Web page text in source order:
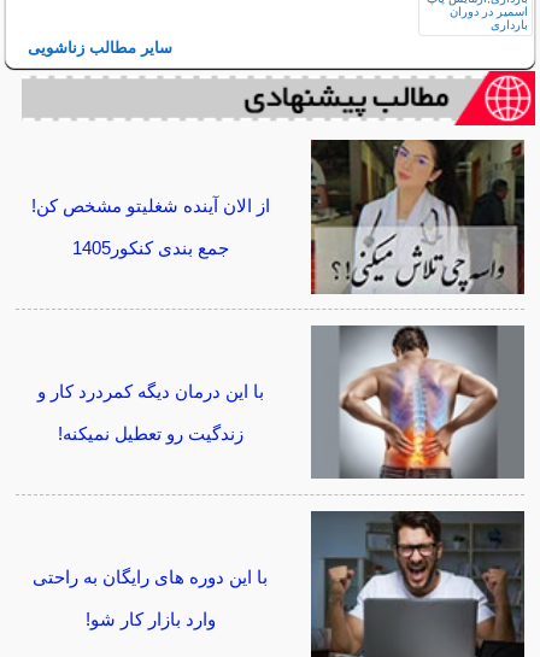
سایر مطالب زناشویی
از الان آینده شغلیتو مشخص کن!
جمع بندی کنکور1405
با این درمان دیگه کمردرد کار و
زندگیت رو تعطیل نمیکنه!
با این دوره های رایگان به راحتی
وارد بازار کار شو!